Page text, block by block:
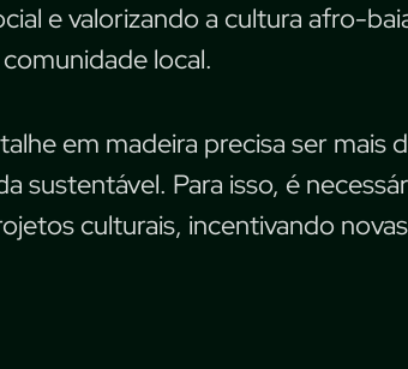
e valorizando a cultura afro-
local.
em madeira precisa ser mais
sustentável. Para isso, é
culturais, incentivando